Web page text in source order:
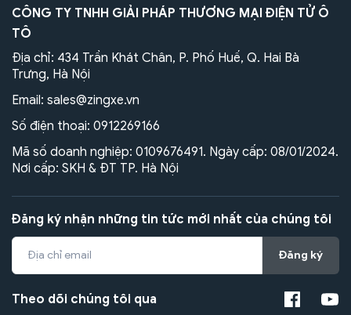
CÔNG TY TNHH GIẢI PHÁP THƯƠNG MẠI ĐIỆN TỬ Ô
TÔ
Địa chỉ: 434 Trần Khát Chân, P. Phố Huế, Q. Hai Bà
Trưng, Hà Nội
Email: sales@zingxe.vn
Số điện thoại: 0912269166
Mã số doanh nghiệp: 0109676491. Ngày cấp: 08/01/2024.
Nơi cấp: SKH & ĐT TP. Hà Nội
Đăng ký nhận những tin tức mới nhất của chúng tôi
Đăng ký
Theo dõi chúng tôi qua